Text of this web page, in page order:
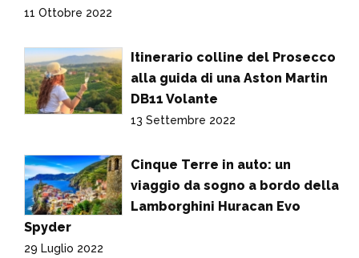
11 Ottobre 2022
Itinerario colline del Prosecco
alla guida di una Aston Martin
DB11 Volante
13 Settembre 2022
Cinque Terre in auto: un
viaggio da sogno a bordo della
Lamborghini Huracan Evo
Spyder
29 Luglio 2022